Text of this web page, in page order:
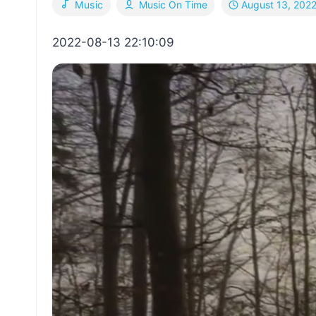
Music Music On Time August 13,
2022-08-13 22:10:09